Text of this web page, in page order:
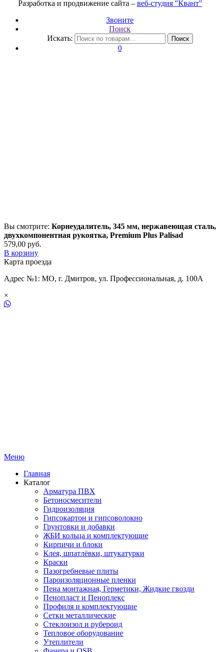
Разработка и продвижение сайта – веб-студия "Квант"
Звоните
Поиск
Искать:
Поиск
0
Вы смотрите: Корнеудалитель, 345 мм, нержавеющая сталь,
двухкомпонентная рукоятка, Premium Plus Palisad
579,00 руб.
В корзину
Карта проезда
Адрес №1: МО, г. Дмитров, ул. Профессиональная, д. 100А
×
Меню
Главная
Каталог
Арматура ПВХ
Бетоносмесители
Гидроизоляция
Гипсокартон и гипсоволокно
Грунтовки и добавки
ЖБИ кольца и комплектующие
Кирпичи и блоки
Клея, шпатлёвки, штукатурки
Краски
Пазогребневые плиты
Пароизоляционные пленки
Пена монтажная, Герметики, Жидкие гвозди
Пенопласт и Пеноплекс
Профиля и комплектующие
Сетки металлические
Стеклоизол и рубероид
Тепловое оборудование
Утеплители